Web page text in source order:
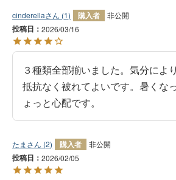
cinderella 1 購入者 非公開
投稿日 2026/03/16
３種類全部揃いました。気分によ
抵抗なく被れてよいです。暑くな
ょっと心配です。
たま 2 購入者 非公開
投稿日 2026/02/05